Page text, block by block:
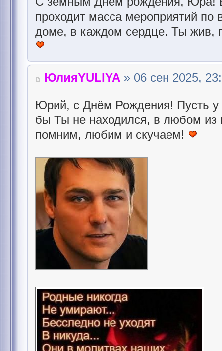
проходит масса мероприятий
доме, в каждом сердце. Ты жив,
ЮлияYULIYA » 06 сен 2025,
Юрий, с Днём Рождения! Пусть у
бы Ты не находился, в любом
помним, любим и скучаем!